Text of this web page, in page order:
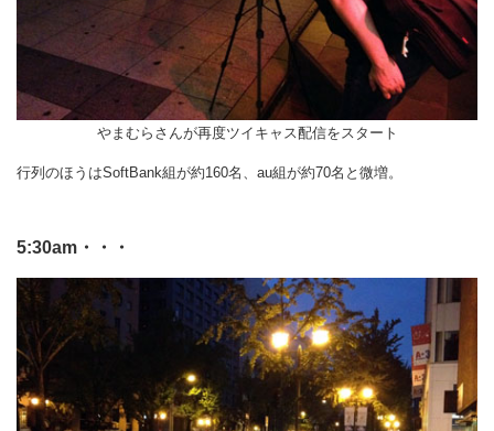
やまむらさんが再度ツイキャス配信をスタート
行列のほうはSoftBank組が約160名、au組が約70名と微増。
5:30am・・・